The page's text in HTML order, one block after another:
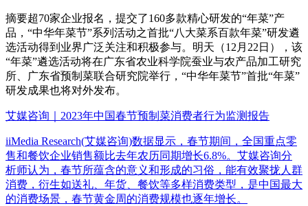
摘要超70家企业报名，提交了160多款精心研发的“年菜”产
品，“中华年菜节”系列活动之首批“八大菜系百款年菜”研发遴
选活动得到业界广泛关注和积极参与。明天（12月22日），该
“年菜”遴选活动将在广东省农业科学院蚕业与农产品加工研究
所、广东省预制菜联合研究院举行，“中华年菜节”首批“年菜”
研发成果也将对外发布。
艾媒咨询｜2023年中国春节预制菜消费者行为监测报告
iiMedia Research(艾媒咨询)数据显示，春节期间，全国重点零
售和餐饮企业销售额比去年农历同期增长6.8%。艾媒咨询分
析师认为，春节所蕴含的意义和形成的习俗，能有效聚拢人群
消费，衍生如送礼、年货、餐饮等多样消费类型，是中国最大
的消费场景，春节黄金周的消费规模也逐年增长。